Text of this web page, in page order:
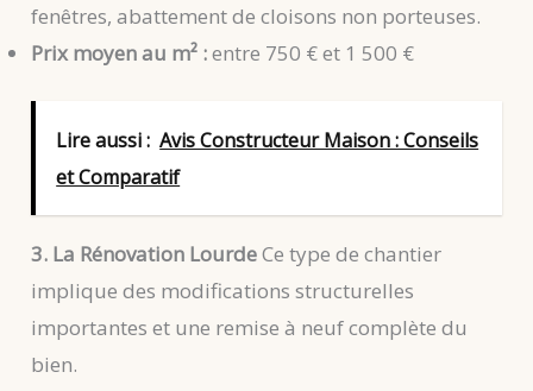
fenêtres, abattement de cloisons non porteuses.
Prix moyen au m² :entre 750 € et 1 500 €
Lire aussi : Avis Constructeur Maison : Conseils
et Comparatif
3. La Rénovation LourdeCe type de chantier
implique des modifications structurelles
importantes et une remise à neuf complète du
bien.